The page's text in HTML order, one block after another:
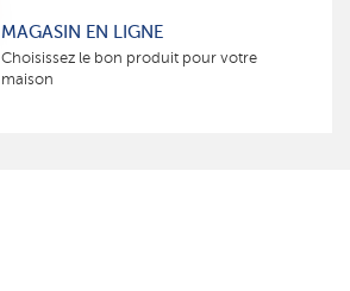
MAGASIN EN LIGNE
Choisissez le bon produit pour votre
maison